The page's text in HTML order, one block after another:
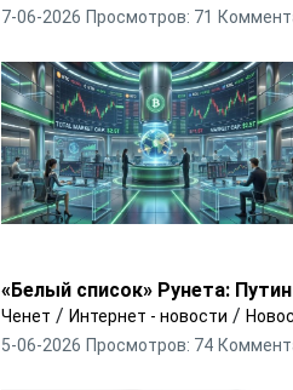
7-06-2026 Просмотров: 71
«Белый список» Рунета:
Ченет / Интернет - новости /
5-06-2026 Просмотров: 74